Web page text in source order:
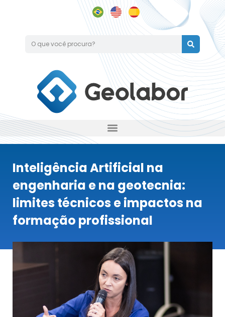
Inteligência Artificial na
engenharia e na geotecnia:
limites técnicos e impactos na
formação profissional